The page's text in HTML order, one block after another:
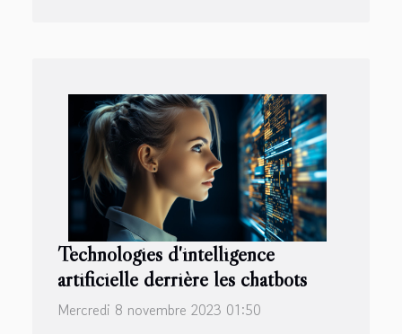
Technologies d'intelligence
artificielle derrière les chatbots
Mercredi 8 novembre 2023 01:50